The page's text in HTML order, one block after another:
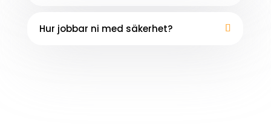
Hur jobbar ni med säkerhet?